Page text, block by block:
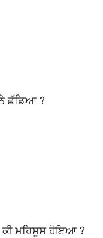
ਛੱਡਿਆ ?
ਕੀ ਮਹਿਸੂਸ ਹੋਇਆ ?